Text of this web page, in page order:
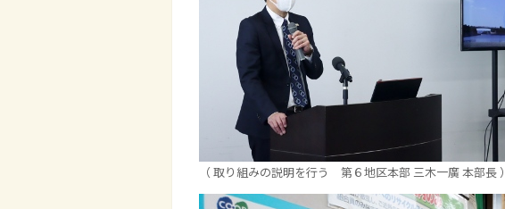
（ 取り組みの説明を行う 第６地区本部 三木一廣 本部長 ）